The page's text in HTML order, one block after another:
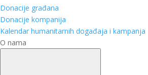
Donacije građana
Donacije kompanija
Kalendar humanitarnih događaja i kampanja
O nama